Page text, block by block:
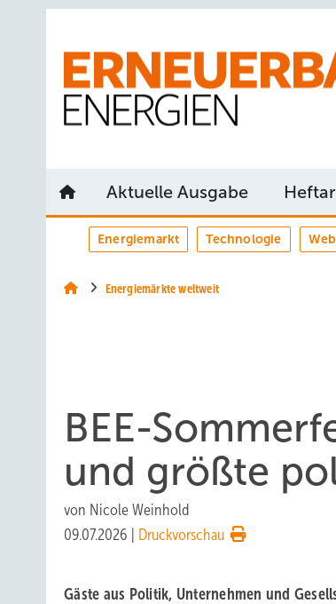
Aktuelle Ausgabe
Energiemarkt Technologie
Energiemärkte weltweit
BEE-
und größte
von Nicole Weinhold
09.07.2026
Druckvorschau
Gäste aus Politik, Unternehmen und